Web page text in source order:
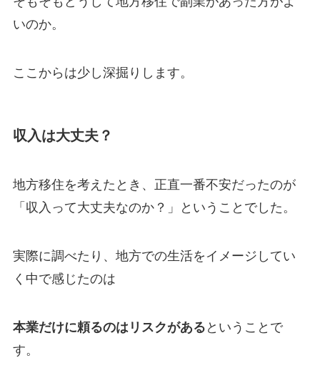
いのか。
ここからは少し深掘りします。
収入は大丈夫？
地方移住を考えたとき、正直一番不安だったのが
「収入って大丈夫なのか？」ということでした。
実際に調べたり、地方での生活をイメージしてい
く中で感じたのは
本業だけに頼るのはリスクがある ということで
す。